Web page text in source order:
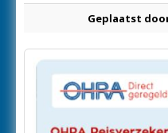
Geplaatst